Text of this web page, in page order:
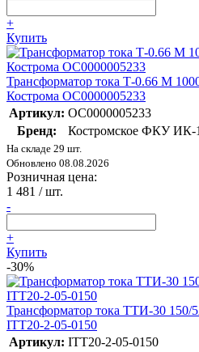
+
Купить
Трансформатор тока Т-0.66 M
Кострома ОС0000005233
Артикул: ОС0000005233
Бренд:
Костромское ФКУ ИК-1
На складе 29 шт.
Обновлено 08.08.2026
Розничная цена:
1 481 / шт.
-
+
Купить
-30%
Трансформатор тока ТТИ-30
ITT20-2-05-0150
Артикул: ITT20-2-05-0150